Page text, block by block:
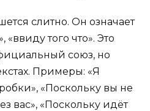
слитно. Он означает
«ввиду того что». Это
союз, но
Примеры: «Я
«Поскольку вы не
вас», «Поскольку идёт